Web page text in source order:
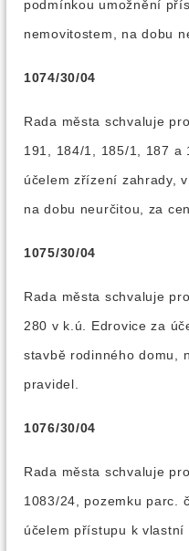
podmínkou umožnění
nemovitostem, na dobu
1074/30/04
Rada města schvaluje
191, 184/1, 185/1, 187 a
účelem zřízení zahrady,
na dobu neurčitou, za
1075/30/04
Rada města schvaluje
280 v k.ú. Edrovice za
stavbě rodinného domu,
pravidel.
1076/30/04
Rada města schvaluje
1083/24, pozemku parc.
účelem přístupu k vlastní